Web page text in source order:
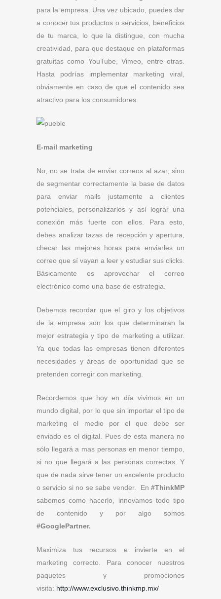
para la empresa. Una vez ubicado, puedes dar
a conocer tus productos o servicios, beneficios
de tu marca, lo que la distingue, con mucha
creatividad, para que destaque en plataformas
gratuitas como YouTube, Vimeo, entre otras.
Hasta podrías implementar marketing viral,
obviamente en caso de que el contenido sea
atractivo para los consumidores.
E-mail marketing
No, no se trata de enviar correos al azar, sino
de segmentar correctamente la base de datos
para enviar mails justamente a clientes
potenciales, personalizarlos y así lograr una
conexión más fuerte con ellos. Para esto,
debes analizar tazas de recepción y apertura,
checar las mejores horas para enviarles un
correo que sí vayan a leer y estudiar sus clicks.
Básicamente es aprovechar el correo
electrónico como una base de estrategia.
Debemos recordar que el giro y los objetivos
de la empresa son los que determinaran la
mejor estrategia y tipo de marketing a utilizar.
Ya que todas las empresas tienen diferentes
necesidades y áreas de oportunidad que se
pretenden corregir con marketing.
Recordemos que hoy en día vivimos en un
mundo digital, por lo que sin importar el tipo de
marketing el medio por el que debe ser
enviado es el digital. Pues de esta manera no
sólo llegará a mas personas en menor tiempo,
si no que llegará a las personas correctas. Y
que de nada sirve tener un excelente producto
o servicio si no se sabe vender. En #ThinkMP
sabemos como hacerlo, innovamos todo tipo
de contenido y por algo somos
#GooglePartner.
Maximiza tus recursos e invierte en el
marketing correcto. Para conocer nuestros
paquetes y promociones
visita: http://www.exclusivo.thinkmp.mx/